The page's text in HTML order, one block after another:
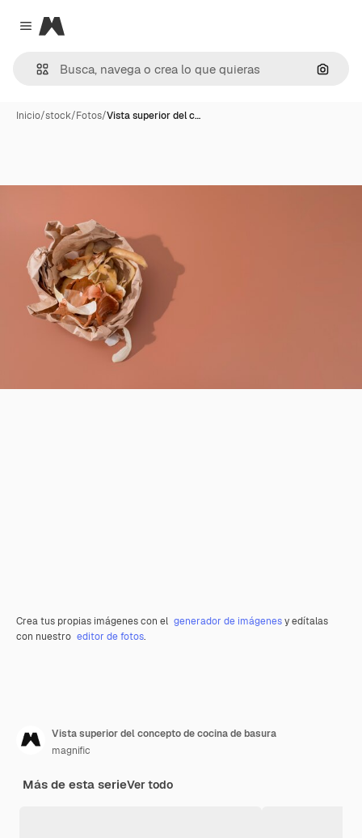
Close menu
Magnific
Inicio/stock/Fotos/Vista superior del c…
Crea tus propias imágenes con el generador de imágenesy edítalas
con nuestro editor de fotos.
Vista superior del concepto de cocina de basura
magnific
Más de esta serieVer todo